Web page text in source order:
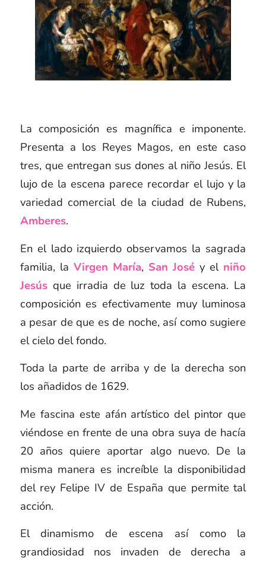
La composición es magnífica e imponente.
Presenta a los Reyes Magos, en este caso
tres, que entregan sus dones al niño Jesús. El
lujo de la escena parece recordar el lujo y la
variedad comercial de la ciudad de Rubens,
Amberes.
En el lado izquierdo observamos la sagrada
familia, la Virgen María, San José y el niño
Jesúsque irradia de luz toda la escena. La
composición es efectivamente muy luminosa
a pesar de que es de noche, así como sugiere
el cielo del fondo.
Toda la parte de arriba y de la derecha son
los añadidos de 1629.
Me fascina este afán artístico del pintor que
viéndose en frente de una obra suya de hacía
20 años quiere aportar algo nuevo. De la
misma manera es increíble la disponibilidad
del rey Felipe IV de España que permite tal
acción.
El dinamismo de escena así como la
grandiosidad nos invaden de derecha a